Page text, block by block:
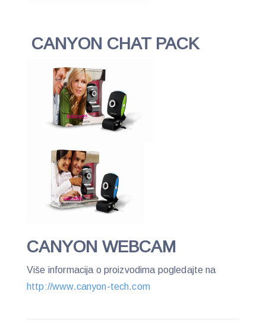
CANYON CHAT PACK
CANYON WEBCAM
Više informacija o proizvodima pogledajte na
http://www.canyon-tech.com